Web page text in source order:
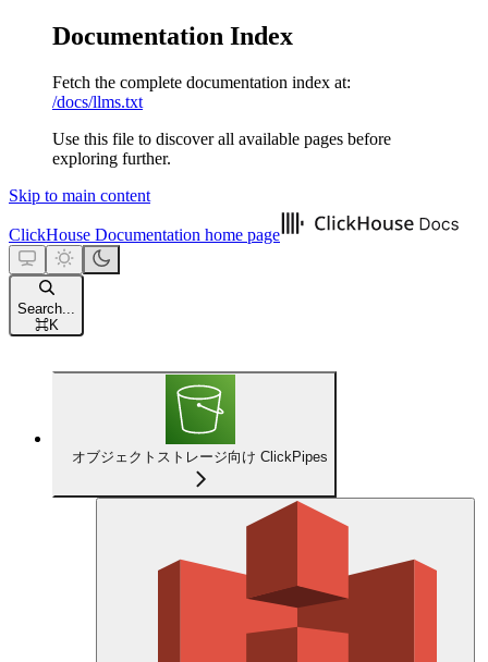
Documentation Index
Fetch the complete documentation index at:
/docs/llms.txt
Use this file to discover all available pages before
exploring further.
Skip to main content
ClickHouse Documentation home page
Search...
⌘K
オブジェクトストレージ向け ClickPipes